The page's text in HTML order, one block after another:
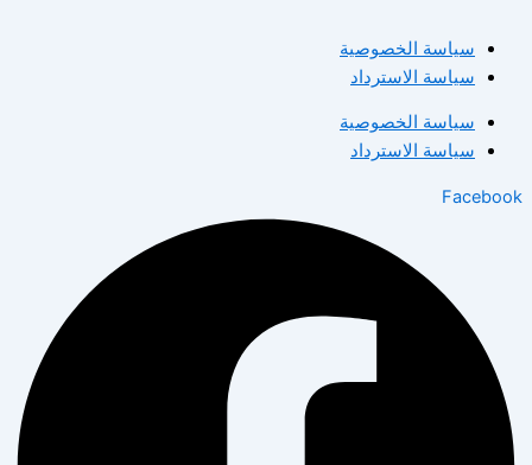
سياسة الخصوصية
سياسة الاسترداد
سياسة الخصوصية
سياسة الاسترداد
Facebook